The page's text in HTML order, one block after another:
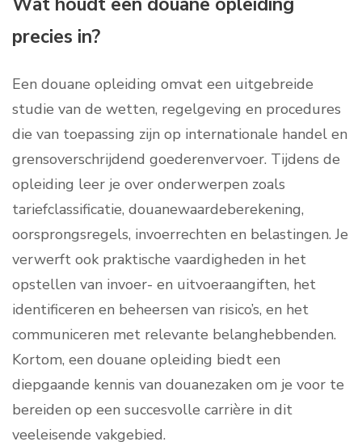
precies in?
Een douane opleiding omvat een uitgebreide
studie van de wetten, regelgeving en procedures
die van toepassing zijn op internationale handel en
grensoverschrijdend goederenvervoer. Tijdens de
opleiding leer je over onderwerpen zoals
tariefclassificatie, douanewaardeberekening,
oorsprongsregels, invoerrechten en belastingen. Je
verwerft ook praktische vaardigheden in het
opstellen van invoer- en uitvoeraangiften, het
identificeren en beheersen van risico’s, en het
communiceren met relevante belanghebbenden.
Kortom, een douane opleiding biedt een
diepgaande kennis van douanezaken om je voor te
bereiden op een succesvolle carrière in dit
veeleisende vakgebied.